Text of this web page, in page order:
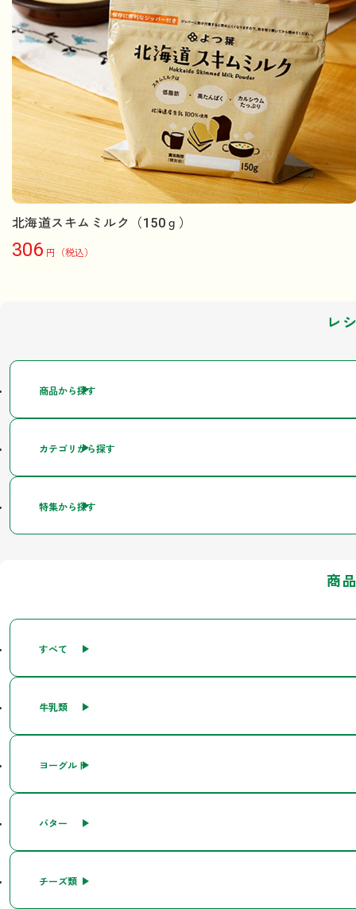
北海道スキムミルク（150ｇ）
306 円（税込）
レ
商品から探す
カテゴリから探す
特集から探す
商
すべて
牛乳類
ヨーグルト
バター
チーズ類